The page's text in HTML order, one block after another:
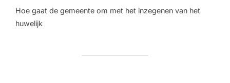
Hoe gaat de gemeente om met het inzegenen van het
huwelijk